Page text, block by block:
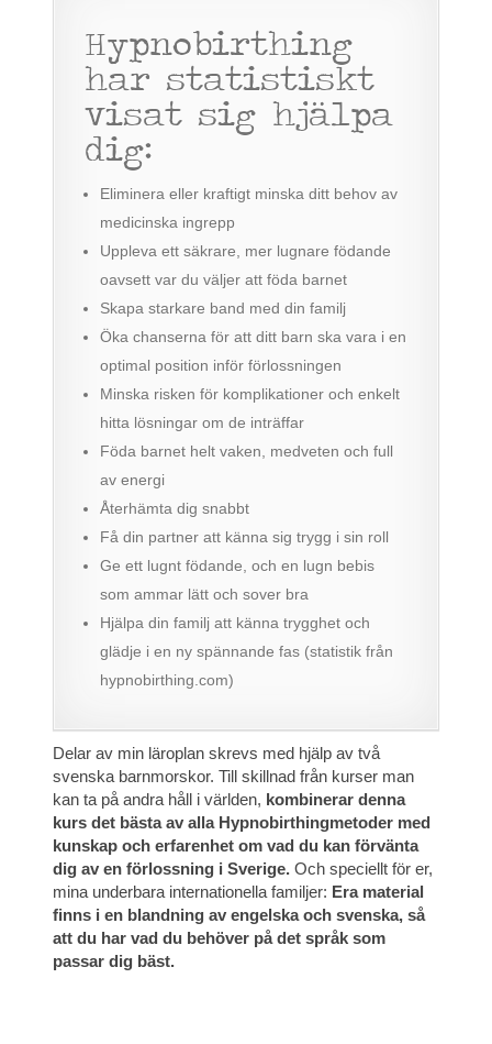
Hypnobirthing
har statistiskt
visat sig hjälpa
dig:
Eliminera eller kraftigt minska ditt behov av
medicinska ingrepp
Uppleva ett säkrare, mer lugnare födande
oavsett var du väljer att föda barnet
Skapa starkare band med din familj
Öka chanserna för att ditt barn ska vara i en
optimal position inför förlossningen
Minska risken för komplikationer och enkelt
hitta lösningar om de inträffar
Föda barnet helt vaken, medveten och full
av energi
Återhämta dig snabbt
Få din partner att känna sig trygg i sin roll
Ge ett lugnt födande, och en lugn bebis
som ammar lätt och sover bra
Hjälpa din familj att känna trygghet och
glädje i en ny spännande fas (statistik från
hypnobirthing.com)
Delar av min läroplan skrevs med hjälp av två
svenska barnmorskor. Till skillnad från kurser man
kan ta på andra håll i världen, kombinerar denna
kurs det bästa av alla Hypnobirthingmetoder med
kunskap och erfarenhet om vad du kan förvänta
dig av en förlossning i Sverige. Och speciellt för er,
mina underbara internationella familjer: Era material
finns i en blandning av engelska och svenska, så
att du har vad du behöver på det språk som
passar dig bäst.